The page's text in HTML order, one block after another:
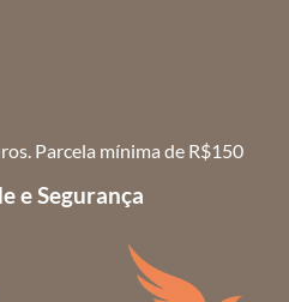
Parcela mínima de R$150
e Segurança